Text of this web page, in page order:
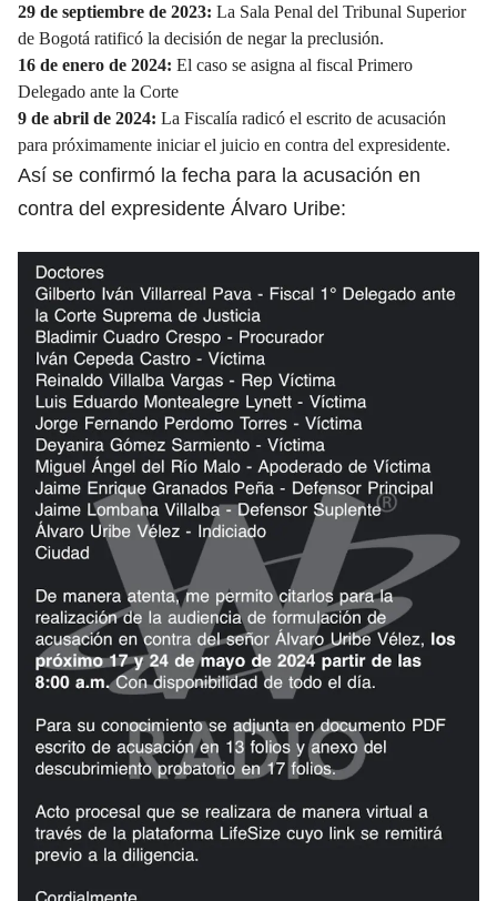
29 de septiembre de 2023: La Sala Penal del Tribunal Superior
de Bogotá ratificó la decisión de negar la preclusión.
16 de enero de 2024: El caso se asigna al fiscal Primero
Delegado ante la Corte
9 de abril de 2024: La Fiscalía radicó el escrito de acusación
para próximamente iniciar el juicio en contra del expresidente.
Así se confirmó la fecha para la acusación en
contra del expresidente Álvaro Uribe: